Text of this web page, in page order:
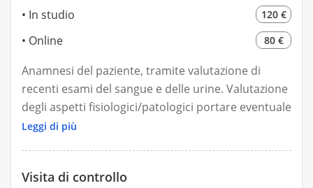
In studio 120 €
Online 80 €
Anamnesi del paziente, tramite valutazione di
recenti esami del sangue e delle urine. Valutazione
degli aspetti fisiologici/patologici portare eventuale
documentazione medica specialistica che accerti la
Antropometrica tramite determinazione di peso,
Leggi di più
Visita di controllo